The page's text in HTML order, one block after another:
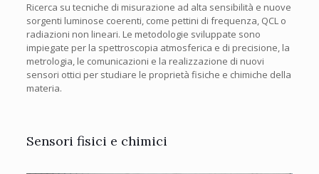
Ricerca su tecniche di misurazione ad alta sensibilità e nuove
sorgenti luminose coerenti, come pettini di frequenza, QCL o
radiazioni non lineari. Le metodologie sviluppate sono
impiegate per la spettroscopia atmosferica e di precisione, la
metrologia, le comunicazioni e la realizzazione di nuovi
sensori ottici per studiare le proprietà fisiche e chimiche della
materia.
Sensori fisici e chimici